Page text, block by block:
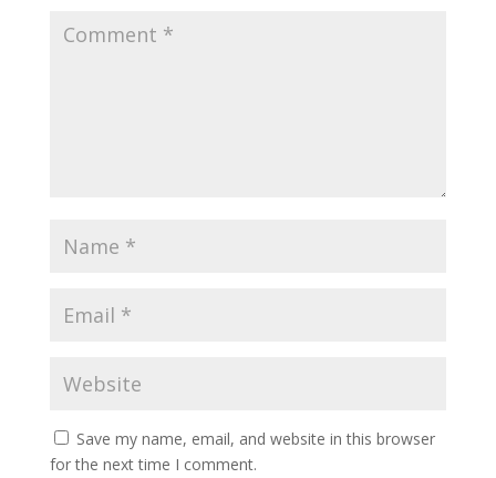
Save my name, email, and website in this browser
for the next time I comment.